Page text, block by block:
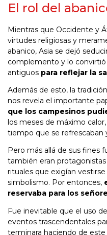
El rol del
Mientras que Occidente y
virtudes religiosas y
abanico, Asia se dejó
complemento y lo
antiguos para reflejar la
Además de esto, la
nos revela el importante
que los campesinos
los meses de máximo
tiempo que se refrescaban
Pero más allá de sus fines
también eran
rituales que exigían
simbolismo. Por entonces,
reservaba para los
Fue inevitable que el uso
eventos trascendentales
terminara haciendo de